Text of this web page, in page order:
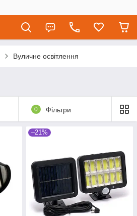
Вуличне освітлення
0 Фільтри
–21%